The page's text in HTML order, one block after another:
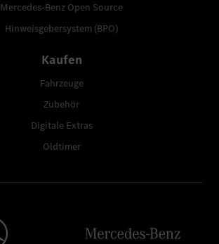
Mercedes-Benz Open Source
Hinweisgebersystem (BPO)
Kaufen
Fahrzeuge
Zubehör
Digitale Extras
Oldtimer